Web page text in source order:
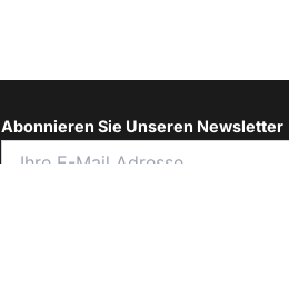
Abonnieren Sie Unseren Newsletter